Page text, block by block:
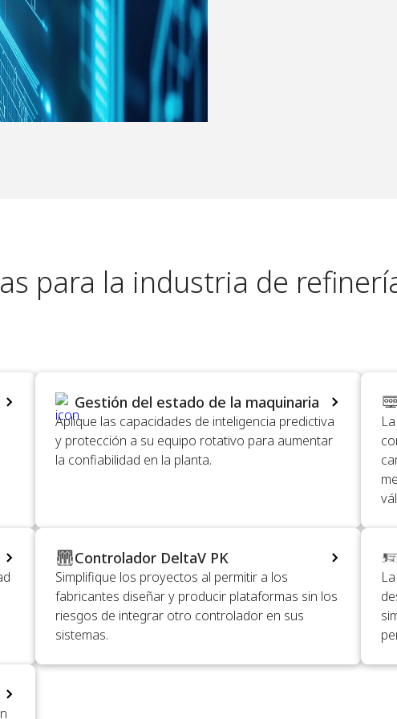
para la industria de
Gestión del estado de la maquinaria
Aplique las capacidades de inteligencia predictiva
y protección a su equipo rotativo para aumentar
la confiabilidad en la planta.
Controlador DeltaV PK
Simplifique los proyectos al permitir a los
fabricantes diseñar y producir plataformas sin los
riesgos de integrar otro controlador en sus
sistemas.